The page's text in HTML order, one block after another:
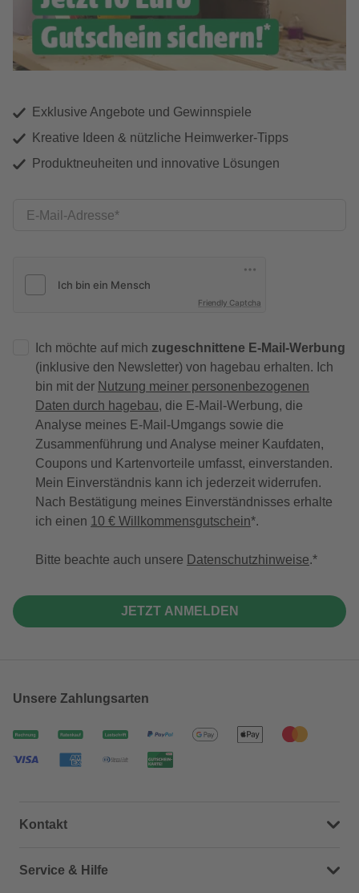
Exklusive Angebote und Gewinnspiele
Kreative Ideen & nützliche Heimwerker-Tipps
Produktneuheiten und innovative Lösungen
E-Mail-Adresse
Friendly Captcha
Ich möchte auf mich zugeschnittene E-Mail-Werbung
(inklusive den Newsletter) von hagebau erhalten. Ich
bin mit der Nutzung meiner personenbezogenen
Daten durch hagebau, die E-Mail-Werbung, die
Analyse meines E-Mail-Umgangs sowie die
Zusammenführung und Analyse meiner Kaufdaten,
Coupons und Kartenvorteile umfasst, einverstanden.
Mein Einverständnis kann ich jederzeit widerrufen.
Nach Bestätigung meines Einverständnisses erhalte
ich einen 10 € Willkommensgutschein*.
Bitte beachte auch unsere Datenschutzhinweise.
JETZT ANMELDEN
Unsere Zahlungsarten
Kontakt
Dein Kontakt zu uns
Service & Hilfe